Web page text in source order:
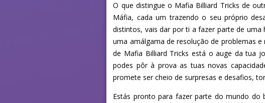
O que distingue o Mafia Billiard Tricks de
Máfia, cada um trazendo o seu próprio
distintos, vais dar por ti a fazer parte de
uma amálgama de resolução de problemas
de Mafia Billiard Tricks está o auge da tua
podes pôr à prova as tuas novas
promete ser cheio de surpresas e desafios,
Estás pronto para fazer parte do mundo do